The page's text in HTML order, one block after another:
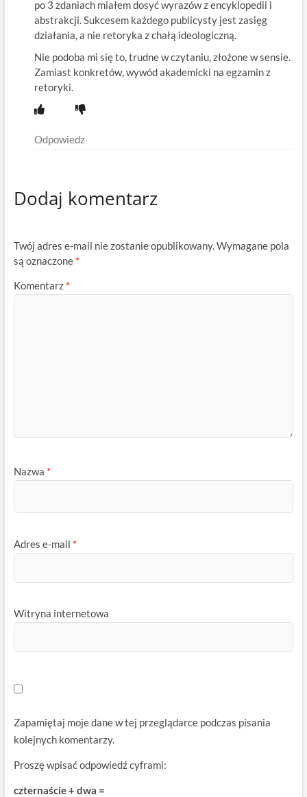
po 3 zdaniach miałem dosyć wyrazów z encyklopedii i
abstrakcji. Sukcesem każdego publicysty jest zasięg
działania, a nie retoryka z chałą ideologiczną.
Nie podoba mi się to, trudne w czytaniu, złożone w sensie.
Zamiast konkretów, wywód akademicki na egzamin z
retoryki.
Odpowiedz
Dodaj komentarz
Twój adres e-mail nie zostanie opublikowany.Wymagane pola
są oznaczone *
Komentarz *
Nazwa *
Adres e-mail *
Witryna internetowa
Zapamiętaj moje dane w tej przeglądarce podczas pisania
kolejnych komentarzy.
Proszę wpisać odpowiedź cyframi:
czternaście + dwa =